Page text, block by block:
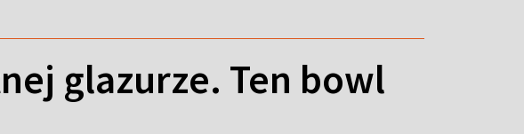
glazurze. Ten bowl